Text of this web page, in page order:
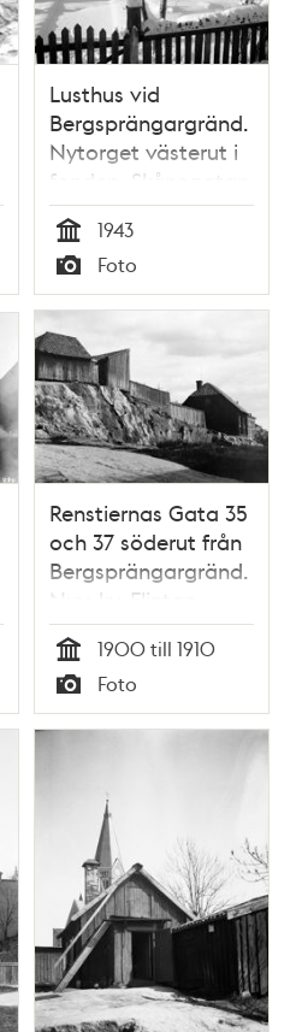
Lusthus vid
Bergsprängargränd.
Nytorget västerut i
fonden, Skånegatan
79 till höger
Tid
1943
Typ
Foto
Renstiernas Gata 35
och 37 söderut från
Bergsprängargränd.
Nuv. kv. Flintan
Tid
1900 till 1910
Typ
Foto